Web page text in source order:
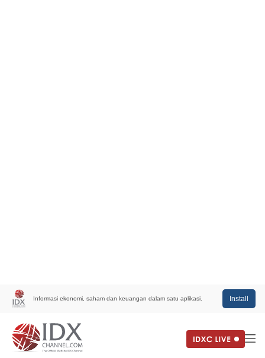
Informasi ekonomi, saham dan keuangan dalam satu aplikasi. Install